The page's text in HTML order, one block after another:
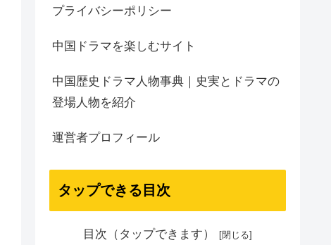
プライバシーポリシー
中国ドラマを楽しむサイト
中国歴史ドラマ人物事典｜史実とドラマの
登場人物を紹介
運営者プロフィール
タップできる目次
目次（タップできます）